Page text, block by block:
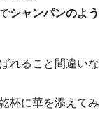
シャンパンのよう
れること間違いな
杯に華を添えてみ